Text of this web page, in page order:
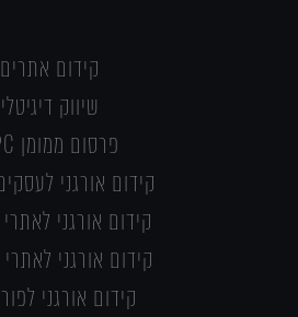
קידום אתרים
שיווק דיגיטלי
פרסום ממומן PPC
קידום אורגני
קידום אורגני
קידום אורגני
קידום אורגני